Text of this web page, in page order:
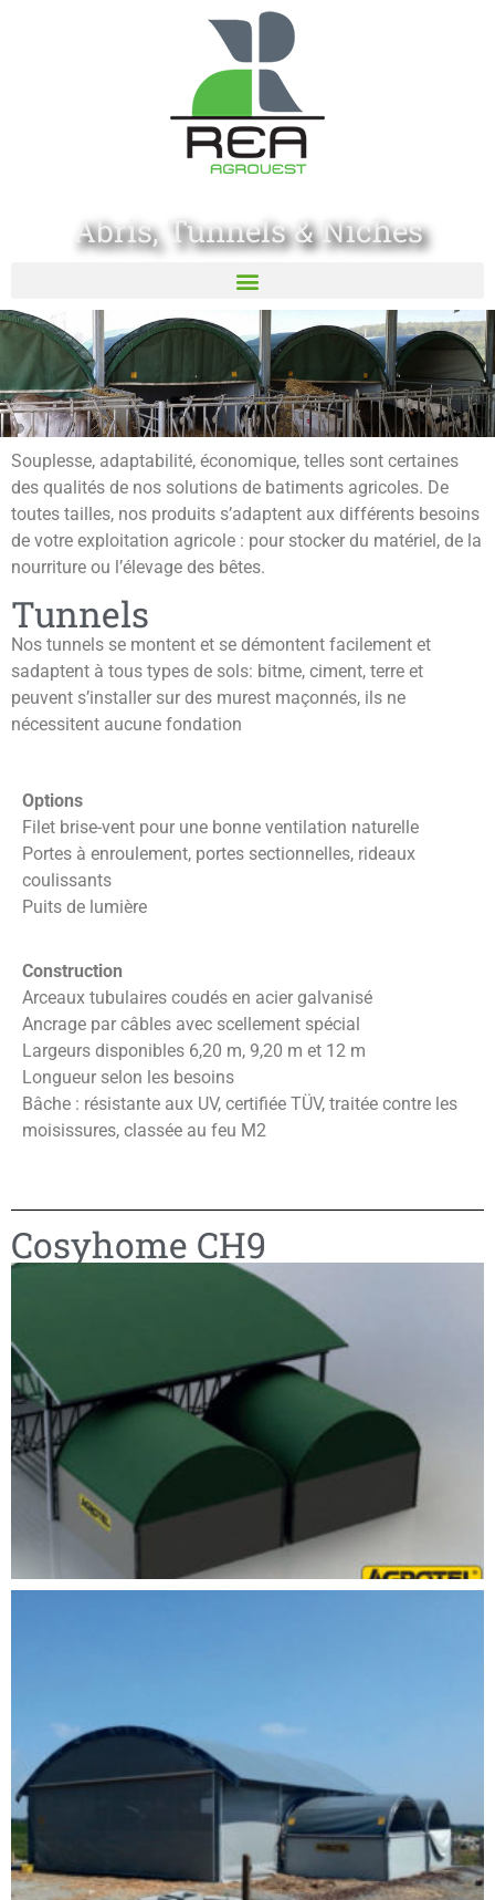
Abris, Tunnels & Niches
Souplesse, adaptabilité, économique, telles sont certaines
des qualités de nos solutions de batiments agricoles. De
toutes tailles, nos produits s’adaptent aux différents besoins
de votre exploitation agricole : pour stocker du matériel, de la
nourriture ou l’élevage des bêtes.
Tunnels
Nos tunnels se montent et se démontent facilement et
sadaptent à tous types de sols: bitme, ciment, terre et
peuvent s’installer sur des murest maçonnés, ils ne
nécessitent aucune fondation
Options
Filet brise-vent pour une bonne ventilation naturelle
Portes à enroulement, portes sectionnelles, rideaux
coulissants
Puits de lumière
Construction
Arceaux tubulaires coudés en acier galvanisé
Ancrage par câbles avec scellement spécial
Largeurs disponibles 6,20 m, 9,20 m et 12 m
Longueur selon les besoins
Bâche : résistante aux UV, certifiée TÜV, traitée contre les
moisissures, classée au feu M2
Cosyhome CH9